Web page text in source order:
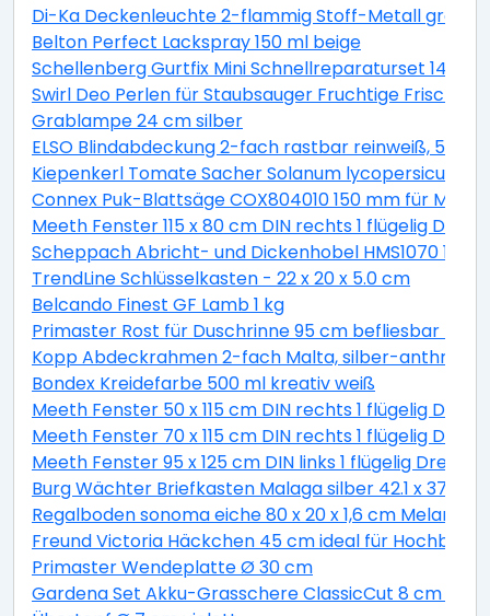
Di-Ka Deckenleuchte 2-flammig Stoff-Metall grau-
Belton Perfect Lackspray 150 ml beige
Schellenberg Gurtfix Mini Schnellreparaturset 14
Swirl Deo Perlen für Staubsauger Fruchtige Frische 4
Grablampe 24 cm silber
ELSO Blindabdeckung 2-fach rastbar reinweiß,
Kiepenkerl Tomate Sacher Solanum lycopersicum,
Connex Puk-Blattsäge COX804010 150 mm für Metall
Meeth Fenster 115 x 80 cm DIN rechts 1 flügelig
Scheppach Abricht- und Dickenhobel HMS1070
TrendLine Schlüsselkasten - 22 x 20 x 5.0 cm
Belcando Finest GF Lamb 1 kg
Primaster Rost für Duschrinne 95 cm befliesbar
Kopp Abdeckrahmen 2-fach Malta, silber-anthrazit,
Bondex Kreidefarbe 500 ml kreativ weiß
Meeth Fenster 50 x 115 cm DIN rechts 1 flügelig
Meeth Fenster 70 x 115 cm DIN rechts 1 flügelig
Meeth Fenster 95 x 125 cm DIN links 1 flügelig Dreh-
Burg Wächter Briefkasten Malaga silber 42.1 x 37.7 x
Regalboden sonoma eiche 80 x 20 x 1,6 cm
Freund Victoria Häckchen 45 cm ideal für
Primaster Wendeplatte Ø 30 cm
Gardena Set Akku-Grasschere ClassicCut 8 cm